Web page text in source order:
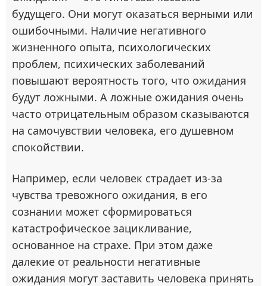
будущего. Они могут оказаться верными или
ошибочными. Наличие негативного
жизненного опыта, психологических
проблем, психических заболеваний
повышают вероятность того, что ожидания
будут ложными. А ложные ожидания очень
часто отрицательным образом сказываются
на самочувствии человека, его душевном
спокойствии.
Например, если человек страдает из-за
чувства тревожного ожидания, в его
сознании может сформироваться
катастрофическое зацикливание,
основанное на страхе. При этом даже
далекие от реальности негативные
ожидания могут заставить человека принять